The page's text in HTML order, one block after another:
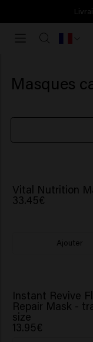
Livraison
Masques
Vital Nutrition
33.45€
Ajouter
Instant Revive
Repair Mask -
size
13.95€